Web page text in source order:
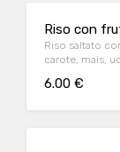
Riso con
Riso saltato
carote, mais,
6.00 €